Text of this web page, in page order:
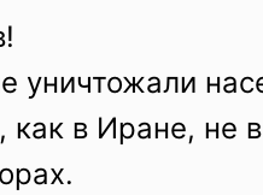
уничтожали
как в Иране, не